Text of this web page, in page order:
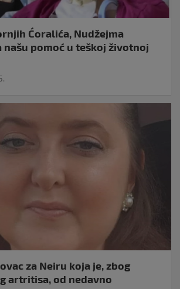
Ćoralića, Nudžejma
našu pomoć u teškoj životnoj
za Neiru koja je, zbog
artritisa, od nedavno